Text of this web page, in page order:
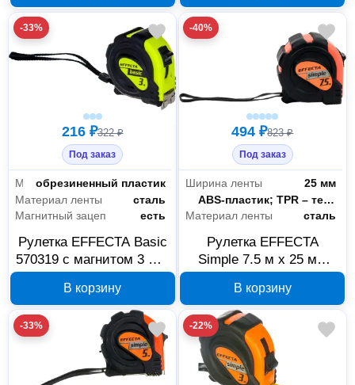
-33%
216 ₽322 ₽
Под заказ
обрезиненный пластик
Материал ленты
сталь
Магнитный зацеп
есть
Рулетка EFFECTA Basic
570319 с магнитом 3 м х
В корзину
-40%
494 ₽823 ₽
Под заказ
Ширина ленты
25 мм
Материал корпуса
ABS-пластик; TPR – термопластичная резина
Материал ленты
сталь
Рулетка EFFECTA
Simple 7.5 м x 25 мм
В корзину
-33% -22%